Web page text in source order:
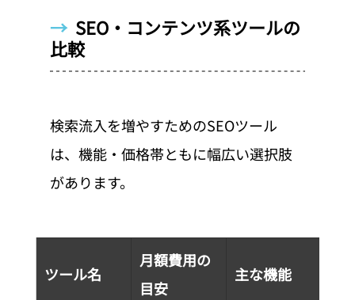
→ SEO・コンテンツ系ツールの
比較
検索流入を増やすためのSEOツール
は、機能・価格帯ともに幅広い選択肢
があります。
ツール名
月額費用の
目安
主な機能